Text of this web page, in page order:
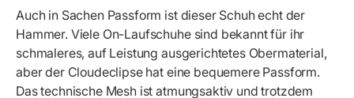
Auch in Sachen Passform ist dieser Schuh echt der
Hammer. Viele On-Laufschuhe sind bekannt für ihr
schmaleres, auf Leistung ausgerichtetes Obermaterial,
aber der Cloudeclipse hat eine bequemere Passform.
Das technische Mesh ist atmungsaktiv und trotzdem